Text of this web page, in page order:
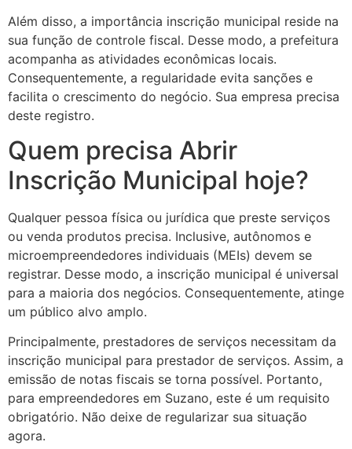
Além disso, a importância inscrição municipal reside na
sua função de controle fiscal. Desse modo, a prefeitura
acompanha as atividades econômicas locais.
Consequentemente, a regularidade evita sanções e
facilita o crescimento do negócio. Sua empresa precisa
deste registro.
Quem precisa Abrir
Inscrição Municipal hoje?
Qualquer pessoa física ou jurídica que preste serviços
ou venda produtos precisa. Inclusive, autônomos e
microempreendedores individuais (MEIs) devem se
registrar. Desse modo, a inscrição municipal é universal
para a maioria dos negócios. Consequentemente, atinge
um público alvo amplo.
Principalmente, prestadores de serviços necessitam da
inscrição municipal para prestador de serviços. Assim, a
emissão de notas fiscais se torna possível. Portanto,
para empreendedores em Suzano, este é um requisito
obrigatório. Não deixe de regularizar sua situação
agora.